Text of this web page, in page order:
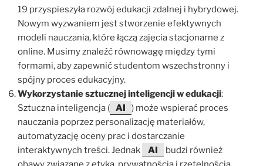
19 przyspieszyła rozwój edukacji zdalnej i hybrydowej.
Nowym wyzwaniem jest stworzenie efektywnych
modeli nauczania, które łączą zajęcia stacjonarne z
online. Musimy znaleźć równowagę między tymi
formami, aby zapewnić studentom wszechstronny i
spójny proces edukacyjny.
Wykorzystanie sztucznej inteligencji w edukacji:
Sztuczna inteligencja ( AI
) może wspierać proces
nauczania poprzez personalizację materiałów,
automatyzację oceny prac i dostarczanie
interaktywnych treści. Jednak
AI
budzi również